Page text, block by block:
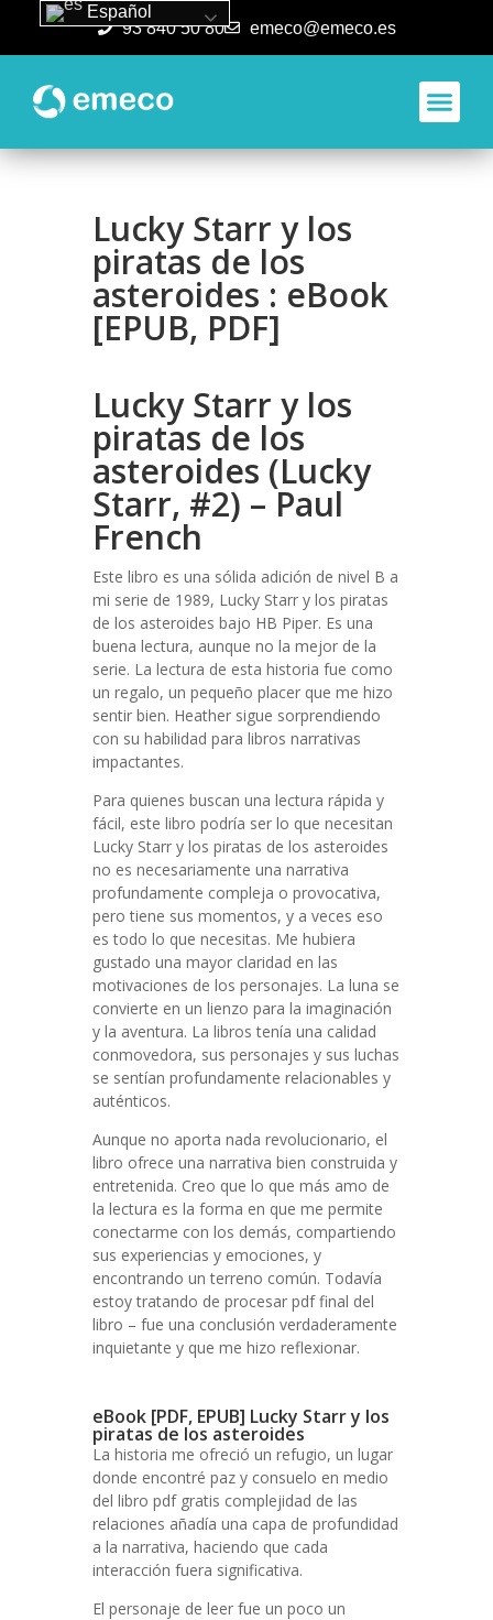
93 840 50 80 emeco@emeco.es
Lucky Starr y los
piratas de los
asteroides : eBook
[EPUB, PDF]
Lucky Starr y los
piratas de los
asteroides (Lucky
Starr, #2) – Paul
French
Este libro es una sólida adición de nivel B a
mi serie de 1989, Lucky Starr y los piratas
de los asteroides bajo HB Piper. Es una
buena lectura, aunque no la mejor de la
serie. La lectura de esta historia fue como
un regalo, un pequeño placer que me hizo
sentir bien. Heather sigue sorprendiendo
con su habilidad para libros narrativas
impactantes.
Para quienes buscan una lectura rápida y
fácil, este libro podría ser lo que necesitan
Lucky Starr y los piratas de los asteroides
no es necesariamente una narrativa
profundamente compleja o provocativa,
pero tiene sus momentos, y a veces eso
es todo lo que necesitas. Me hubiera
gustado una mayor claridad en las
motivaciones de los personajes. La luna se
convierte en un lienzo para la imaginación
y la aventura. La libros tenía una calidad
conmovedora, sus personajes y sus luchas
se sentían profundamente relacionables y
auténticos.
Aunque no aporta nada revolucionario, el
libro ofrece una narrativa bien construida y
entretenida. Creo que lo que más amo de
la lectura es la forma en que me permite
conectarme con los demás, compartiendo
sus experiencias y emociones, y
encontrando un terreno común. Todavía
estoy tratando de procesar pdf final del
libro – fue una conclusión verdaderamente
inquietante y que me hizo reflexionar.
eBook [PDF, EPUB] Lucky Starr y los
piratas de los asteroides
La historia me ofreció un refugio, un lugar
donde encontré paz y consuelo en medio
del libro pdf gratis complejidad de las
relaciones añadía una capa de profundidad
a la narrativa, haciendo que cada
interacción fuera significativa.
El personaje de leer fue un poco un
Español